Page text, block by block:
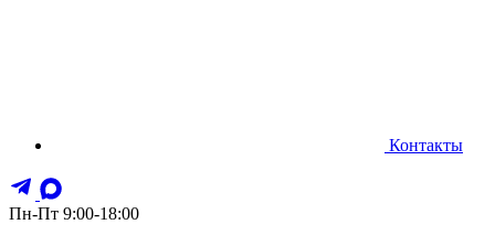
Контакты
Пн-Пт 9:00-18:00